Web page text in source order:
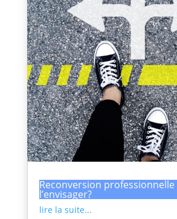
Reconversion
l’envisager?
lire la suite...